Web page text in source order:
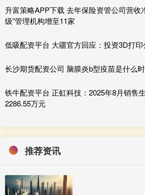
升富策略APP下载 去年保险资管公司营收
级”管理机构增至11家
低吸配资平台 大疆官方回应：投资3D打
长沙期货配资公司 脑膜炎b型疫苗是什么时
铁牛配资平台 正虹科技：2025年8月销售
2286.55万元
推荐资讯